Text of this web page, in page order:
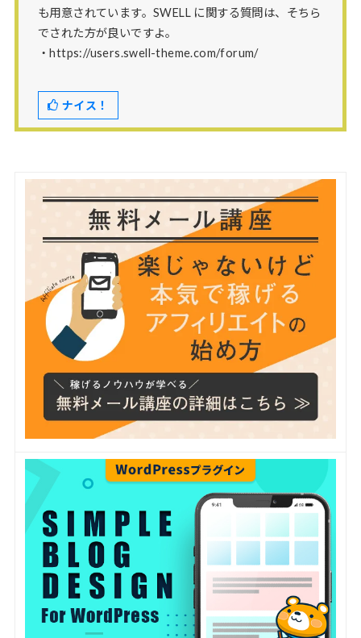
も用意されています。SWELL に関する質問は、そちら
でされた方が良いですよ。
・https://users.swell-theme.com/forum/
ナイス！